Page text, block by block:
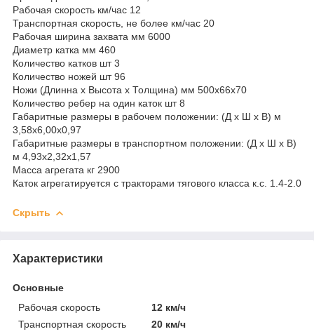
Рабочая скорость км/час 12
Транспортная скорость, не более км/час 20
Рабочая ширина захвата мм 6000
Диаметр катка мм 460
Количество катков шт 3
Количество ножей шт 96
Ножи (Длинна х Высота х Толщина) мм 500х66х70
Количество ребер на один каток шт 8
Габаритные размеры в рабочем положении: (Д х Ш х В) м
3,58х6,00х0,97
Габаритные размеры в транспортном положении: (Д х Ш х В)
м 4,93х2,32х1,57
Масса агрегата кг 2900
Каток агрегатируется с тракторами тягового класса к.с. 1.4-2.0
Скрыть
Характеристики
Основные
Рабочая скорость
12 км/ч
Транспортная скорость
20 км/ч